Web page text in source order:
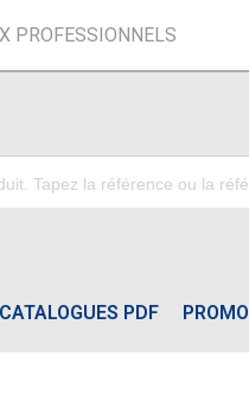
PROFESSIONNELS
CATALOGUES PDF PROMO